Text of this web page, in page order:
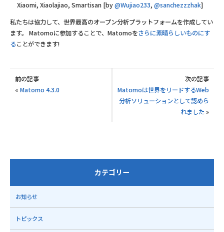
Xiaomi, Xiaolajiao, Smartisan [by@Wujiao233, @sanchezzzhak]
私たちは協力して、世界最高のオープン分析プラットフォームを作成してい
ます。 Matomoに参加することで、Matomoをさらに素晴らしいものにす
ることができます!
前の記事
« Matomo 4.3.0
次の記事
Matomoは世界をリードするWeb
分析ソリューションとして認めら
れました»
カテゴリー
お知らせ
トピックス